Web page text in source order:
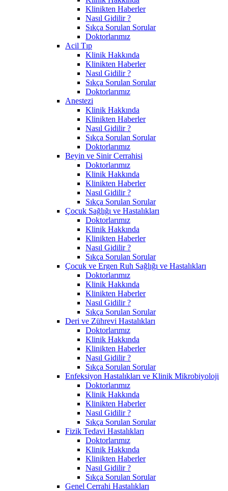
Klinikten Haberler
Nasıl Gidilir ?
Sıkça Sorulan Sorular
Doktorlarımız
Acil Tıp
Klinik Hakkında
Klinikten Haberler
Nasıl Gidilir ?
Sıkça Sorulan Sorular
Doktorlarımız
Anestezi
Klinik Hakkında
Klinikten Haberler
Nasıl Gidilir ?
Sıkça Sorulan Sorular
Doktorlarımız
Beyin ve Sinir Cerrahisi
Doktorlarımız
Klinik Hakkında
Klinikten Haberler
Nasıl Gidilir ?
Sıkça Sorulan Sorular
Çocuk Sağlığı ve Hastalıkları
Doktorlarımız
Klinik Hakkında
Klinikten Haberler
Nasıl Gidilir ?
Sıkça Sorulan Sorular
Çocuk ve Ergen Ruh Sağlığı ve Hastalıkları
Doktorlarımız
Klinik Hakkında
Klinikten Haberler
Nasıl Gidilir ?
Sıkça Sorulan Sorular
Deri ve Zührevi Hastalıkları
Doktorlarımız
Klinik Hakkında
Klinikten Haberler
Nasıl Gidilir ?
Sıkça Sorulan Sorular
Enfeksiyon Hastalıkları ve Klinik Mikrobiyoloji
Doktorlarımız
Klinik Hakkında
Klinikten Haberler
Nasıl Gidilir ?
Sıkça Sorulan Sorular
Fizik Tedavi Hastalıkları
Doktorlarımız
Klinik Hakkında
Klinikten Haberler
Nasıl Gidilir ?
Sıkça Sorulan Sorular
Genel Cerrahi Hastalıkları